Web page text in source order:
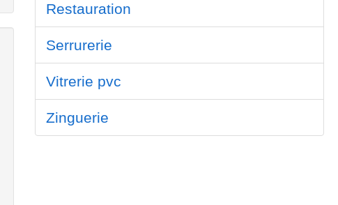
Restauration
Serrurerie
Vitrerie pvc
Zinguerie